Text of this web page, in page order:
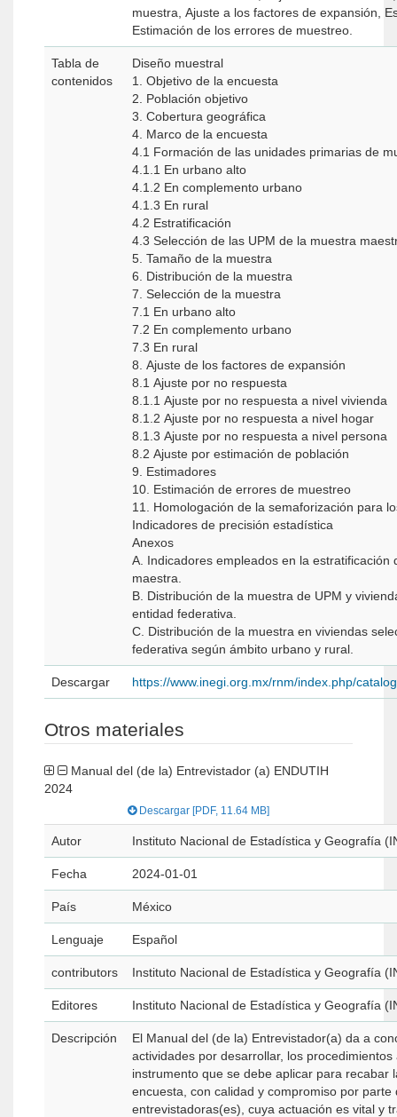
muestra, Ajuste a los factores de expansión,
Estimación de los errores de muestreo.
Tabla de
contenidos
Diseño muestral
1. Objetivo de la encuesta
2. Población objetivo
3. Cobertura geográfica
4. Marco de la encuesta
4.1 Formación de las unidades primarias de
4.1.1 En urbano alto
4.1.2 En complemento urbano
4.1.3 En rural
4.2 Estratificación
4.3 Selección de las UPM de la muestra
5. Tamaño de la muestra
6. Distribución de la muestra
7. Selección de la muestra
7.1 En urbano alto
7.2 En complemento urbano
7.3 En rural
8. Ajuste de los factores de expansión
8.1 Ajuste por no respuesta
8.1.1 Ajuste por no respuesta a nivel vivienda
8.1.2 Ajuste por no respuesta a nivel hogar
8.1.3 Ajuste por no respuesta a nivel persona
8.2 Ajuste por estimación de población
9. Estimadores
10. Estimación de errores de muestreo
11. Homologación de la semaforización para
Indicadores de precisión estadística
Anexos
A. Indicadores empleados en la estratificación
maestra.
B. Distribución de la muestra de UPM y
entidad federativa.
C. Distribución de la muestra en viviendas
federativa según ámbito urbano y rural.
Descargar https://www.inegi.org.mx/rnm/index.php/
Otros materiales
2024
Descargar [PDF, 11.64 MB]
Autor Instituto Nacional de Estadística y Geografía
Fecha 2024-01-01
País México
Lenguaje Español
contributors Instituto Nacional de Estadística y Geografía
Editores Instituto Nacional de Estadística y Geografía
Descripción
El Manual del (de la) Entrevistador(a) da a
actividades por desarrollar, los procedimientos
instrumento que se debe aplicar para recabar
encuesta, con calidad y compromiso por parte
entrevistadoras(es), cuya actuación es vital y